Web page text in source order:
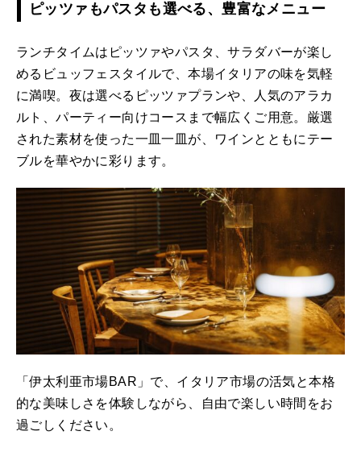
ピッツァもパスタも選べる、豊富なメニュー
ランチタイムはピッツァやパスタ、サラダバーが楽し
めるビュッフェスタイルで、本場イタリアの味を気軽
に満喫。夜は選べるピッツァプランや、人気のアラカ
ルト、パーティー向けコースまで幅広くご用意。厳選
された素材を使った一皿一皿が、ワインとともにテー
ブルを華やかに彩ります。
「伊太利亜市場BAR」で、イタリア市場の活気と本格
的な美味しさを体験しながら、自由で楽しい時間をお
過ごしください。